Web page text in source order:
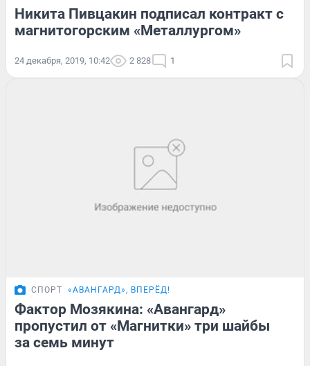
Никита Пивцакин подписал контракт с
магнитогорским «Металлургом»
24 декабря, 2019, 10:42 2 828 1
СПОРТ «АВАНГАРД», ВПЕРЁД!
Фактор Мозякина: «Авангард»
пропустил от «Магнитки» три шайбы
за семь минут